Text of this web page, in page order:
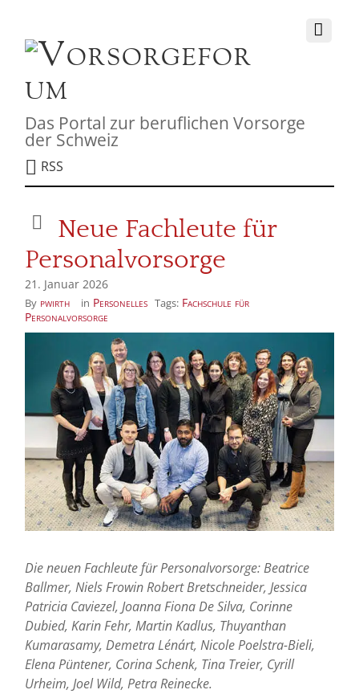
Das Portal zur beruflichen Vorsorge
der Schweiz
RSS
Neue Fachleute für
Personalvorsorge
21. Januar 2026
By pwirth in Personelles Tags: Fachschule für
Personalvorsorge
Die neuen Fachleute für Personalvorsorge: Beatrice
Ballmer, Niels Frowin Robert Bretschneider, Jessica
Patricia Caviezel, Joanna Fiona De Silva, Corinne
Dubied, Karin Fehr, Martin Kadlus, Thuyanthan
Kumarasamy, Demetra Lénárt, Nicole Poelstra-Bieli,
Elena Püntener, Corina Schenk, Tina Treier, Cyrill
Urheim, Joel Wild, Petra Reinecke.